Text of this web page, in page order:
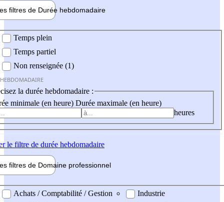
filtres de Durée hebdomadaire
Temps plein
Temps partiel
Non renseignée (1)
la durée hebdomadaire :
minimale (en heure) Durée maximale (en heure)
heures
le filtre de durée hebdomadaire
filtres de Domaine professionnel
professionel
Achats / Comptabilité / Gestion
Industrie